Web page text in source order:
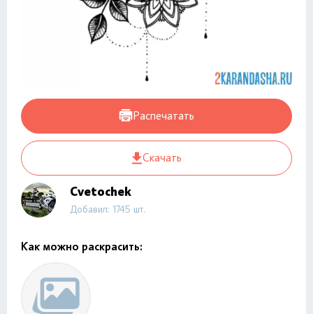
Распечатать
Скачать
Cvetochek
Добавил: 1745 шт.
Как можно раскрасить: